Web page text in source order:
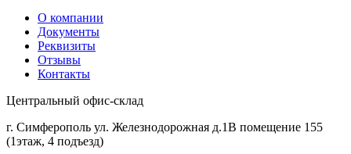
О компании
Документы
Реквизиты
Отзывы
Контакты
Центральный офис-склад
г. Симферополь ул. Железнодорожная д.1В помещение 155
(1этаж, 4 подъезд)